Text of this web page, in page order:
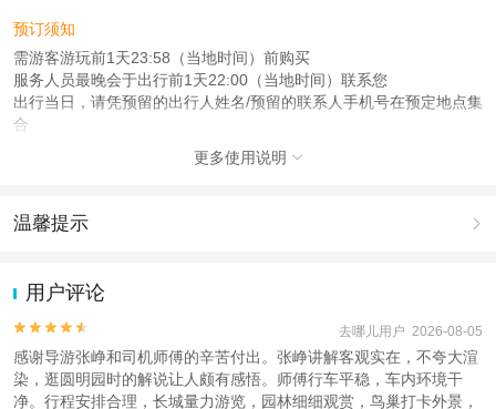
预订须知
需游客游玩前1天23:58（当地时间）前购买
服务人员最晚会于出行前1天22:00（当地时间）联系您
出行当日，请凭预留的出行人姓名/预留的联系人手机号在预定地点集
合
儿童：3周岁 – 17周岁；
老人：60周岁 – 99周岁；
本产品由青岛驿路同行国际旅行社有限公司代理招徕，委托社为北京红兔国际旅
行社有限公司，具体的旅游服务和操作由委托社及其有资质的地接社提供
更多使用说明 
温馨提示 
动（如跳伞、潜水、滑雪等）前，请务必仔细阅读
2.为普及旅游安全知识及旅游文明公约，使您的旅程顺利圆满完成，
特制定《去哪儿网旅游安全手册》 ，请您认真阅读并切实遵守。
用户评论

 去哪儿用户 2026-08-05
感谢导游张峥和司机师傅的辛苦付出。张峥讲解客观实在，不夸大渲
染，逛圆明园时的解说让人颇有感悟。师傅行车平稳，车内环境干
净。行程安排合理，长城量力游览，园林细细观赏，鸟巢打卡外景，